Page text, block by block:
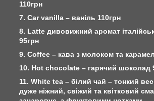
110грн
7. Car vanilla – ваніль 110грн
8. Latte дивовижний аромат
95грн
9. Сoffee – кава з молоком та
10. Hot chocolate – гарячий шоколад
11. White tea – білий чай – тонкий
дуже ніжний, свіжий та квітковий